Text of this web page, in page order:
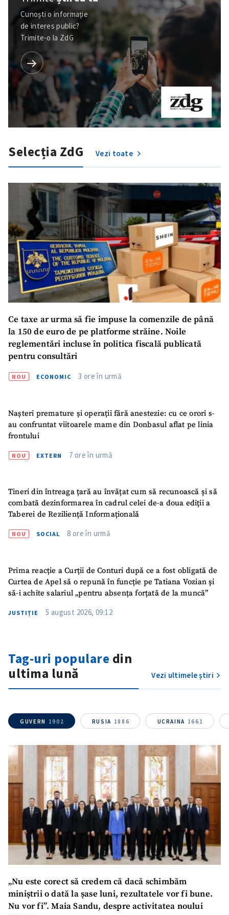
Cunoști o informație
de interes public?
Trimite-o la ZdG
Selecția ZdG Vezi toate
Ce taxe ar urma să fie impuse la comenzile de până
la 150 de euro de pe platforme străine. Noile
reglementări incluse în politica fiscală publicată
pentru consultări
NOU ECONOMIC 3 ore în urmă
Nașteri premature și operații fără anestezie: cu ce orori s-
au confruntat viitoarele mame din Donbasul aflat pe linia
frontului
NOU EXTERN 7 ore în urmă
Tineri din întreaga țară au învățat cum să recunoască și să
combată dezinformarea în cadrul celei de-a doua ediții a
Taberei de Reziliență Informațională
NOU SOCIAL 8 ore în urmă
Prima reacție a Curții de Conturi după ce a fost obligată de
Curtea de Apel să o repună în funcție pe Tatiana Vozian și
să-i achite salariul „pentru absența forțată de la muncă”
JUSTIȚIE 5 august 2026, 09:12
Tag-uri populare din
ultima lună
Vezi ultimele știri
GUVERN 1902 RUSIA 1886 UCRAINA 1661
„Nu este corect să credem că dacă schimbăm
miniștrii o dată la șase luni, rezultatele vor fi bune.
Nu vor fi”. Maia Sandu, despre activitatea noului
Fotografie
+ Încarcă imagine
Mesajul știrei
+ Mesajul știrei
CONTACT SURSĂ
Sursă anonimă
Nume+ Numele meu
Email+ Emailul meu
Telefon
+ Telefon personal